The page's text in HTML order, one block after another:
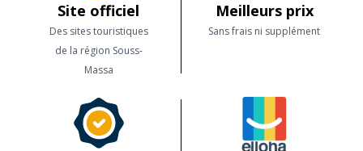
Site officiel
Des sites touristiques
de la région Souss-
Massa
Meilleurs prix
Sans frais ni supplément